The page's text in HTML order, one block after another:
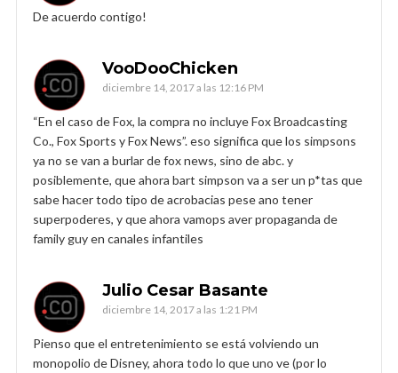
De acuerdo contigo!
VooDooChicken
diciembre 14, 2017 a las 12:16 PM
“En el caso de Fox, la compra no incluye Fox Broadcasting
Co., Fox Sports y Fox News”. eso significa que los simpsons
ya no se van a burlar de fox news, sino de abc. y
posiblemente, que ahora bart simpson va a ser un p*tas que
sabe hacer todo tipo de acrobacias pese ano tener
superpoderes, y que ahora vamops aver propaganda de
family guy en canales infantiles
Julio Cesar Basante
diciembre 14, 2017 a las 1:21 PM
Pienso que el entretenimiento se está volviendo un
monopolio de Disney, ahora todo lo que uno ve (por lo